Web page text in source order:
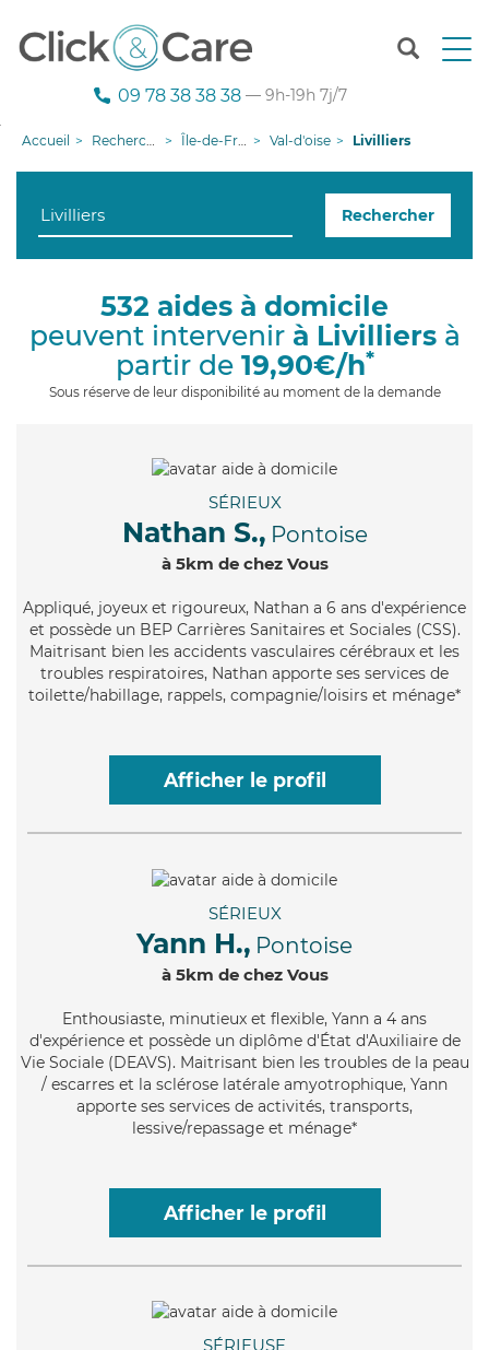
T
n
g
i
09 78 38 38 38 — 9h-19h 7j/7
Accueil Recherche aide à domicile Île-de-France Val-d'oise Livilliers
Rechercher
532 aides à domicile
peuvent intervenir à Livilliersà
partir de 19,90€/h*
Sous réserve de leur disponibilité au moment de la demande
SÉRIEUX
Nathan S., Pontoise
à 5km de chez Vous
Appliqué, joyeux et rigoureux, Nathan a 6 ans d'expérience
et possède un BEP Carrières Sanitaires et Sociales (CSS).
Maitrisant bien les accidents vasculaires cérébraux et les
troubles respiratoires, Nathan apporte ses services de
toilette/habillage, rappels, compagnie/loisirs et ménage*
Afficher le profil
SÉRIEUX
Yann H., Pontoise
à 5km de chez Vous
Enthousiaste, minutieux et flexible, Yann a 4 ans
d'expérience et possède un diplôme d'État d'Auxiliaire de
Vie Sociale (DEAVS). Maitrisant bien les troubles de la peau
/ escarres et la sclérose latérale amyotrophique, Yann
apporte ses services de activités, transports,
lessive/repassage et ménage*
Afficher le profil
SÉRIEUSE